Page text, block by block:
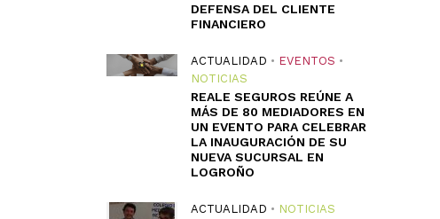
DEFENSA DEL CLIENTE
FINANCIERO
ACTUALIDAD • EVENTOS •
NOTICIAS
REALE SEGUROS REÚNE A
MÁS DE 80 MEDIADORES EN
UN EVENTO PARA CELEBRAR
LA INAUGURACIÓN DE SU
NUEVA SUCURSAL EN
LOGROÑO
ACTUALIDAD • NOTICIAS